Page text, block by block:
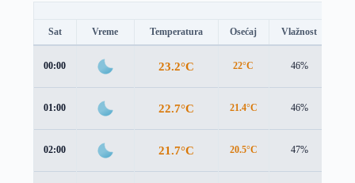
Sat Vreme Temperatura Osećaj Vlažnost
00:00 23.2°C 22°C 46%
01:00 22.7°C 21.4°C 46%
02:00 21.7°C 20.5°C 47%